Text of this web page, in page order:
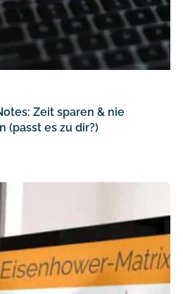
Zeit sparen & nie
(passt es zu dir?)